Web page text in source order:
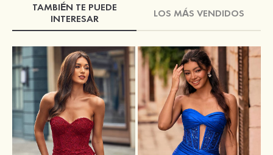
TAMBIÉN TE PUEDE
INTERESAR
LOS MÁS VENDIDOS